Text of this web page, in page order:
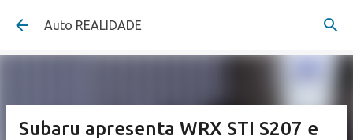
Pular para o conteúdo principal
Auto REALIDADE
Subaru apresenta WRX STI S207 e